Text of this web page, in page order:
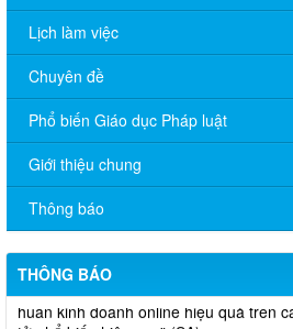
Lịch làm việc
Chuyên đề
Phổ biến Giáo dục Pháp luật
Giới thiệu chung
Thông báo
THÔNG BÁO
V/v đề nghị báo cáo hệ thống phân
và hoạt động mua bán khí trên địa bàn
2).
Thông báo bán thanh lý tài sản
Thông báo lựa chọn nhà thầu thực
huấn kinh doanh online hiệu quả trên
tử phổ biến hiện nay” (SA)